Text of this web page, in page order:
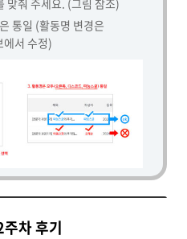
맞춰 주세요. (그림 참조)
은 통일 (활동명 변경은
에서 수정)
차 후기